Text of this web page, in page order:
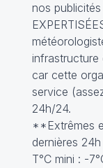
nos
car cette
service
24h/24.
**Extrêmes
dernières 24h
T°C mini : -